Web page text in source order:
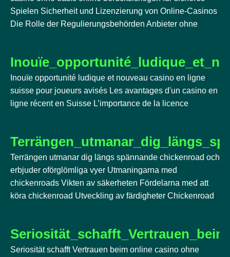
Spielen Sicherheit und Lizenzierung von Online-Casinos
Die Rolle der Regulierungsbehörden Anbieter ohne
Inouïe opportunité ludique et nouveau casino en ligne
suisse pour joueurs avisés Les avantages d'un casino en
ligne récent en Suisse L’importance de la licence
Terrängen utmanar dig längs spännande chickenroad och
erbjuder oförglömliga vyer Utmaningarna med
chickenroads Vikten av säkerheten Fördelarna med att
köra chickenroad Utveckling av färdigheter Chickenroad
Seriosität schafft Vertrauen beim online casino ohne